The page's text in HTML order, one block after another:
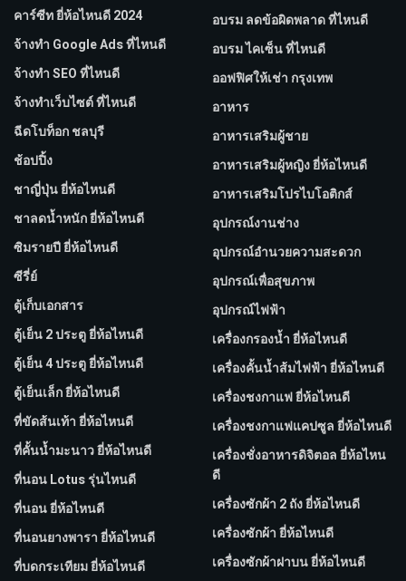
คาร์ซีท ยี่ห้อไหนดี 2024
จ้างทํา Google Ads ที่ไหนดี
จ้างทํา SEO ที่ไหนดี
จ้างทําเว็บไซต์ ที่ไหนดี
ฉีดโบท็อก ชลบุรี
ช้อปปิ้ง
ชาญี่ปุ่น ยี่ห้อไหนดี
ชาลดน้ำหนัก ยี่ห้อไหนดี
ซิมรายปี ยี่ห้อไหนดี
ซีรี่ย์
ตู้เก็บเอกสาร
ตู้เย็น 2 ประตู ยี่ห้อไหนดี
ตู้เย็น 4 ประตู ยี่ห้อไหนดี
ตู้เย็นเล็ก ยี่ห้อไหนดี
ที่ขัดส้นเท้า ยี่ห้อไหนดี
ที่คั้นน้ำมะนาว ยี่ห้อไหนดี
ที่นอน Lotus รุ่นไหนดี
ที่นอน ยี่ห้อไหนดี
ที่นอนยางพารา ยี่ห้อไหนดี
ที่บดกระเทียม ยี่ห้อไหนดี
อบรม ลดข้อผิดพลาด ที่ไหนดี
อบรม ไคเซ็น ที่ไหนดี
ออฟฟิศให้เช่า กรุงเทพ
อาหาร
อาหารเสริมผู้ชาย
อาหารเสริมผู้หญิง ยี่ห้อไหนดี
อาหารเสริมโปรไบโอติกส์
อุปกรณ์งานช่าง
อุปกรณ์อำนวยความสะดวก
อุปกรณ์เพื่อสุขภาพ
อุปกรณ์ไฟฟ้า
เครื่องกรองน้ำ ยี่ห้อไหนดี
เครื่องคั้นน้ำส้มไฟฟ้า ยี่ห้อไหนดี
เครื่องชงกาแฟ ยี่ห้อไหนดี
เครื่องชงกาแฟแคปซูล ยี่ห้อไหนดี
เครื่องชั่งอาหารดิจิตอล ยี่ห้อไหน
ดี
เครื่องซักผ้า 2 ถัง ยี่ห้อไหนดี
เครื่องซักผ้า ยี่ห้อไหนดี
เครื่องซักผ้าฝาบน ยี่ห้อไหนดี